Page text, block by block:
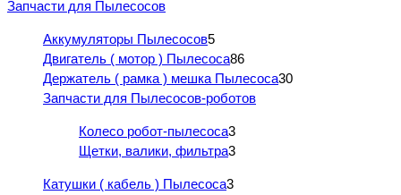
Запчасти для Пылесосов
Аккумуляторы Пылесосов5
Двигатель ( мотор ) Пылесоса86
Держатель ( рамка ) мешка Пылесоса30
Запчасти для Пылесосов-роботов
Колесо робот-пылесоса3
Щетки, валики, фильтра3
Катушки ( кабель ) Пылесоса3